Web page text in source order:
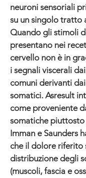
neuroni sensoriali
su un singolo tratto
Quando gli stimoli
presentano nei
cervello non è in
i segnali viscerali
comuni derivanti
somatici. Asresult
come proveniente
somatiche piuttosto
Imman e Saunders
che il dolore riferito
distribuzione degli
(muscoli, fascia e